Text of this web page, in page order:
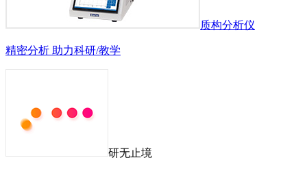
质构分析仪
精密分析 助力科研/教学
研无止境